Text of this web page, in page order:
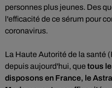
personnes plus jeunes. Des
l'efficacité de ce sérum pour
coronavirus.
La Haute Autorité de la santé
depuis aujourd'hui, que tous
disposons en France, le